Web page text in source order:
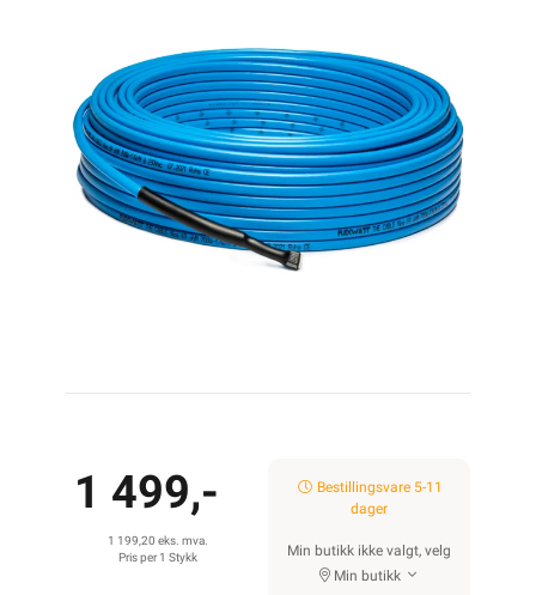
1 499,-
1 199,20 eks. mva.
Pris per 1 Stykk
Bestillingsvare 5-11
dager
Min butikk ikke valgt, velg
Min butikk